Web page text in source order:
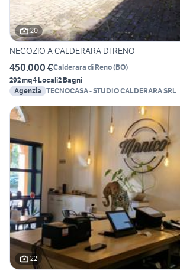
20
NEGOZIO A CALDERARA DI RENO
450.000 €Calderara di Reno(BO)
292 mq4 Locali2 Bagni
Agenzia TECNOCASA - STUDIO CALDERARA SRL
22